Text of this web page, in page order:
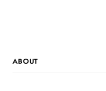
ABOUT